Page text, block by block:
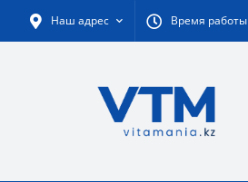
Наш адрес Время работы